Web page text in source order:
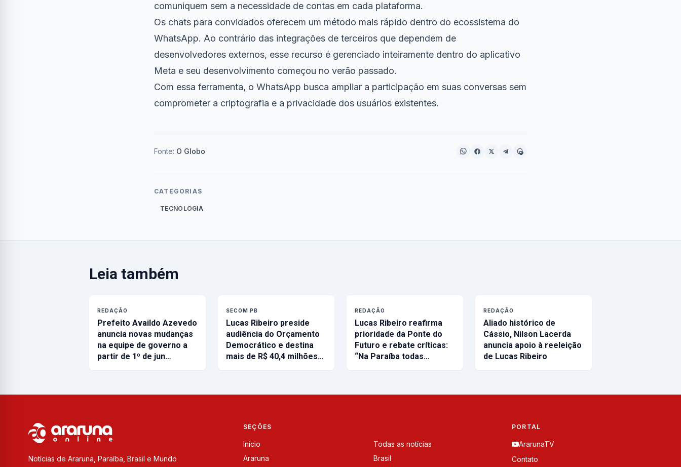
comuniquem sem a necessidade de contas em cada plataforma.
Os chats para convidados oferecem um método mais rápido dentro do ecossistema do
WhatsApp. Ao contrário das integrações de terceiros que dependem de
desenvolvedores externos, esse recurso é gerenciado inteiramente dentro do aplicativo
Meta e seu desenvolvimento começou no verão passado.
Com essa ferramenta, o WhatsApp busca ampliar a participação em suas conversas sem
comprometer a criptografia e a privacidade dos usuários existentes.
Fonte: O Globo
CATEGORIAS
TECNOLOGIA
Leia também
REDAÇÃO
Prefeito Availdo Azevedo
anuncia novas mudanças
na equipe de governo a
partir de 1º de jun…
SECOM PB
Lucas Ribeiro preside
audiência do Orçamento
Democrático e destina
mais de R$ 40,4 milhões…
REDAÇÃO
Lucas Ribeiro reafirma
prioridade da Ponte do
Futuro e rebate críticas:
“Na Paraíba todas…
REDAÇÃO
Aliado histórico de
Cássio, Nilson Lacerda
anuncia apoio à reeleição
de Lucas Ribeiro
Notícias de Araruna, Paraíba, Brasil e Mundo
SEÇÕES
Início
Todas as notícias
Araruna
Brasil
PORTAL
ArarunaTV
Contato